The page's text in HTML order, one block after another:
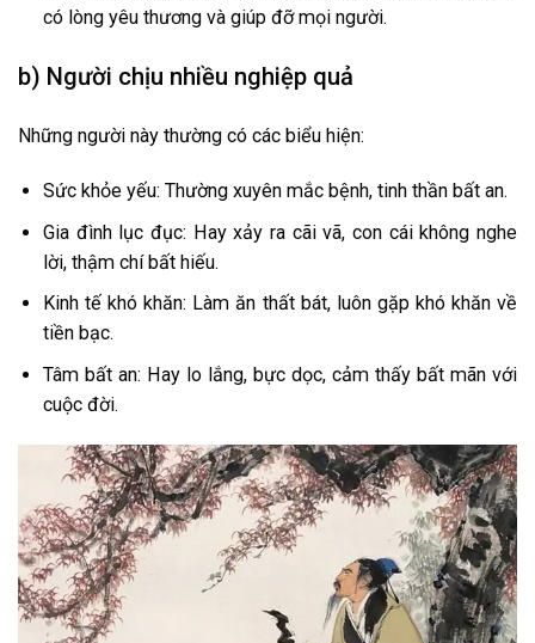
có lòng yêu thương và giúp đỡ mọi người.
b) Người chịu nhiều nghiệp quả
Những người này thường có các biểu hiện:
Sức khỏe yếu: Thường xuyên mắc bệnh, tinh thần bất an.
Gia đình lục đục: Hay xảy ra cãi vã, con cái không nghe
lời, thậm chí bất hiếu.
Kinh tế khó khăn: Làm ăn thất bát, luôn gặp khó khăn về
tiền bạc.
Tâm bất an: Hay lo lắng, bực dọc, cảm thấy bất mãn với
cuộc đời.